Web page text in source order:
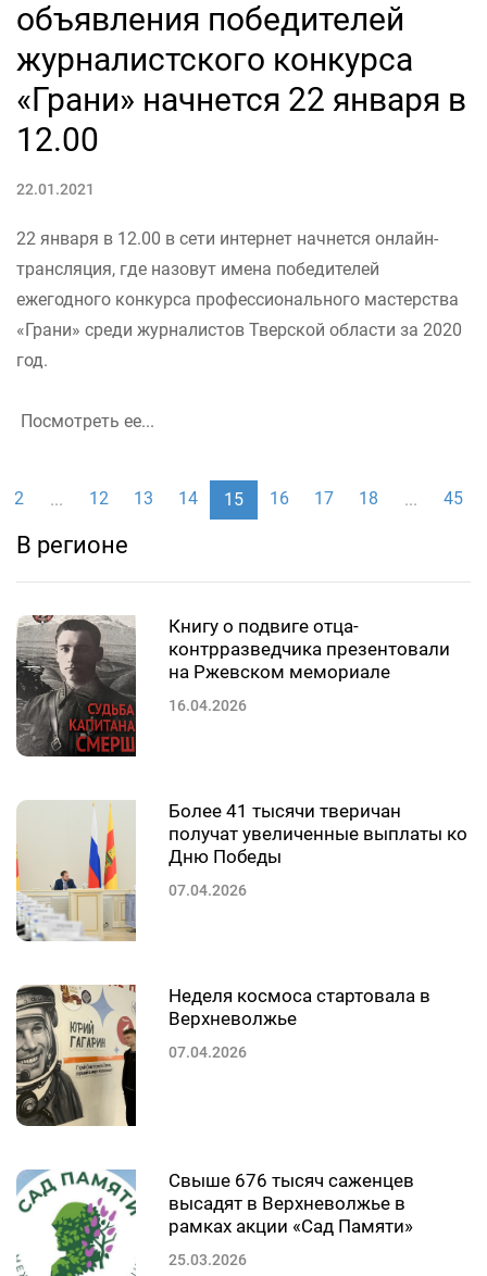
объявления победителей
журналистского конкурса
«Грани» начнется 22 января в
12.00
22.01.2021
22 января в 12.00 в сети интернет начнется онлайн-
трансляция, где назовут имена победителей
ежегодного конкурса профессионального мастерства
«Грани» среди журналистов Тверской области за 2020
год.
Посмотреть ее...
2 ... 12 13 14 15 16 17 18 ... 45
В регионе
Книгу о подвиге отца-
контрразведчика презентовали
на Ржевском мемориале
16.04.2026
Более 41 тысячи тверичан
получат увеличенные выплаты ко
Дню Победы
07.04.2026
Неделя космоса стартовала в
Верхневолжье
07.04.2026
Свыше 676 тысяч саженцев
высадят в Верхневолжье в
рамках акции «Сад Памяти»
25.03.2026